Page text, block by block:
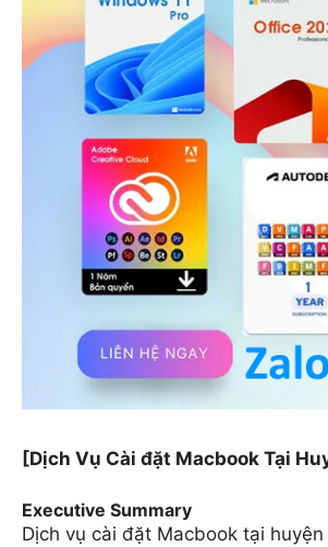
[Dịch Vụ Cài đặt Macbook Tại
Executive Summary
Dịch vụ cài đặt Macbook tại